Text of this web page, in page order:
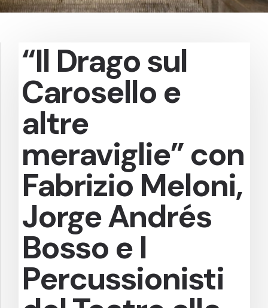
“Il Drago sul
Carosello e
altre
meraviglie” con
Fabrizio Meloni,
Jorge Andrés
Bosso e I
Percussionisti